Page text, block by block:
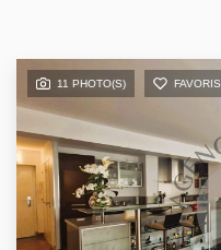
11 PHOTO(S) FAVORIS